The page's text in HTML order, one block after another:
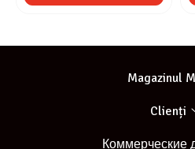
Magazinul
Clienți
Коммерческие